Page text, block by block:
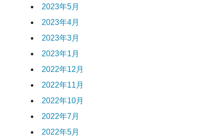
2023年5月
2023年4月
2023年3月
2023年1月
2022年12月
2022年11月
2022年10月
2022年7月
2022年5月